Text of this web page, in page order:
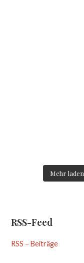
Mehr laden
RSS-Feed
RSS – Beiträge